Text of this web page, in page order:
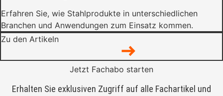
Erfahren Sie, wie Stahlprodukte in unterschiedlichen
Branchen und Anwendungen zum Einsatz kommen.
Zu den Artikeln
Jetzt Fachabo starten
Erhalten Sie exklusiven Zugriff auf alle Fachartikel und